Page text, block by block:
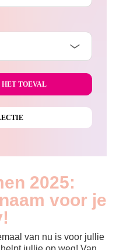
2025:
voor je
van nu is voor jullie